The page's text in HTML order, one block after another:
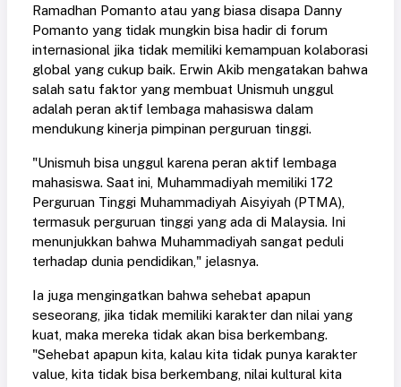
Ramadhan Pomanto atau yang biasa disapa Danny
Pomanto yang tidak mungkin bisa hadir di forum
internasional jika tidak memiliki kemampuan kolaborasi
global yang cukup baik. Erwin Akib mengatakan bahwa
salah satu faktor yang membuat Unismuh unggul
adalah peran aktif lembaga mahasiswa dalam
mendukung kinerja pimpinan perguruan tinggi.
"Unismuh bisa unggul karena peran aktif lembaga
mahasiswa. Saat ini, Muhammadiyah memiliki 172
Perguruan Tinggi Muhammadiyah Aisyiyah (PTMA),
termasuk perguruan tinggi yang ada di Malaysia. Ini
menunjukkan bahwa Muhammadiyah sangat peduli
terhadap dunia pendidikan," jelasnya.
Ia juga mengingatkan bahwa sehebat apapun
seseorang, jika tidak memiliki karakter dan nilai yang
kuat, maka mereka tidak akan bisa berkembang.
"Sehebat apapun kita, kalau kita tidak punya karakter
value, kita tidak bisa berkembang, nilai kultural kita